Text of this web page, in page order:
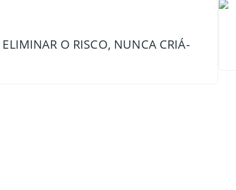
O RISCO, NUNCA CRIÁ-